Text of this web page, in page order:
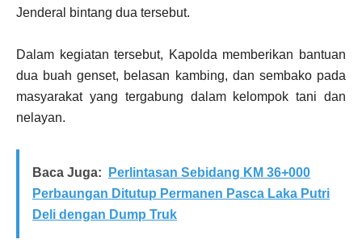
Jenderal bintang dua tersebut.
Dalam kegiatan tersebut, Kapolda memberikan bantuan
dua buah genset, belasan kambing, dan sembako pada
masyarakat yang tergabung dalam kelompok tani dan
nelayan.
Baca Juga:
Perlintasan Sebidang KM 36+000
Perbaungan Ditutup Permanen Pasca Laka Putri
Deli dengan Dump Truk